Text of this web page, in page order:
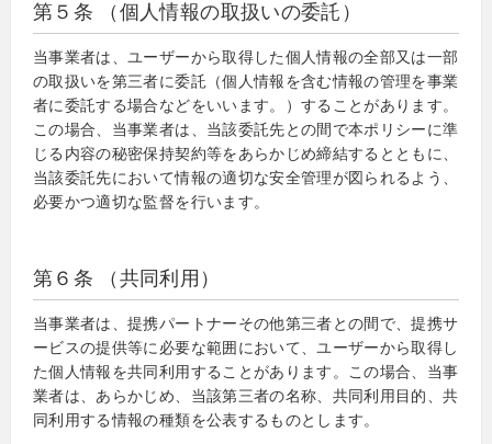
第５条 （個人情報の取扱いの委託）
当事業者は、ユーザーから取得した個人情報の全部又は一部
の取扱いを第三者に委託（個人情報を含む情報の管理を事業
者に委託する場合などをいいます。）することがあります。
この場合、当事業者は、当該委託先との間で本ポリシーに準
じる内容の秘密保持契約等をあらかじめ締結するとともに、
当該委託先において情報の適切な安全管理が図られるよう、
必要かつ適切な監督を行います。
第６条 （共同利用）
当事業者は、提携パートナーその他第三者との間で、提携サ
ービスの提供等に必要な範囲において、ユーザーから取得し
た個人情報を共同利用することがあります。この場合、当事
業者は、あらかじめ、当該第三者の名称、共同利用目的、共
同利用する情報の種類を公表するものとします。